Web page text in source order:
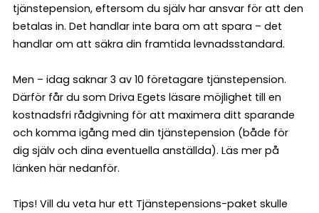
tjänstepension, eftersom du själv har ansvar för att den
betalas in. Det handlar inte bara om att spara – det
handlar om att säkra din framtida levnadsstandard.
Men – idag saknar 3 av 10 företagare tjänstepension.
Därför får du som Driva Egets läsare möjlighet till en
kostnadsfri rådgivning för att maximera ditt sparande
och komma igång med din tjänstepension (både för
dig själv och dina eventuella anställda). Läs mer på
länken här nedanför.
Tips! Vill du veta hur ett Tjänstepensions-paket skulle